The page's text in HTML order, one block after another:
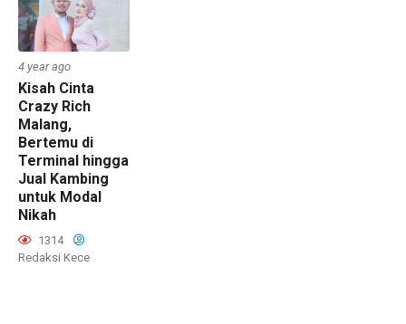
4 year ago
Kisah Cinta
Crazy Rich
Malang,
Bertemu di
Terminal hingga
Jual Kambing
untuk Modal
Nikah
1314
Redaksi Kece